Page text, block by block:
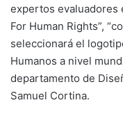
expertos evaluadores
For Human Rights”,
seleccionará el
Humanos a nivel
departamento de
Samuel Cortina.